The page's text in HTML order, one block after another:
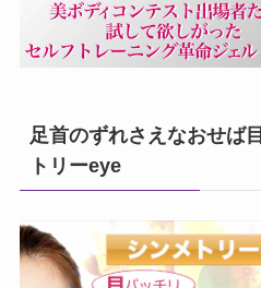
足首のずれさえなおせば
トリーeye